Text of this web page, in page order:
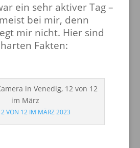
ein sehr aktiver Tag –
bei mir, denn
mir nicht. Hier sind
Fakten:
VON 12 IM MÄRZ 2023